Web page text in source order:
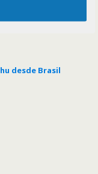
desde Brasil